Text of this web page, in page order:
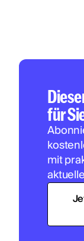
für
mit